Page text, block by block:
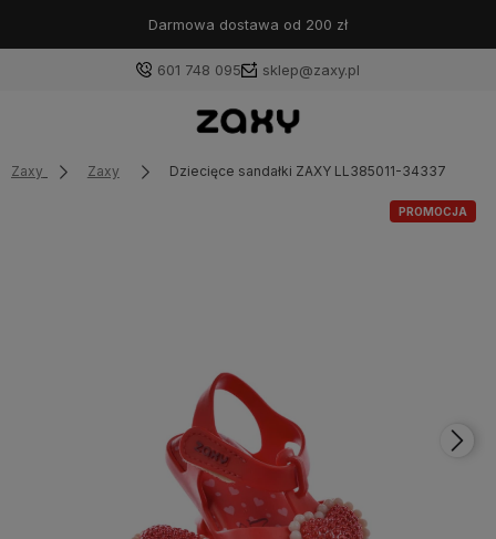
Darmowa dostawa od 200 zł
601 748 095 sklep@zaxy.pl
Zaxy Zaxy Dziecięce sandałki ZAXY LL385011-34337
PROMOCJA